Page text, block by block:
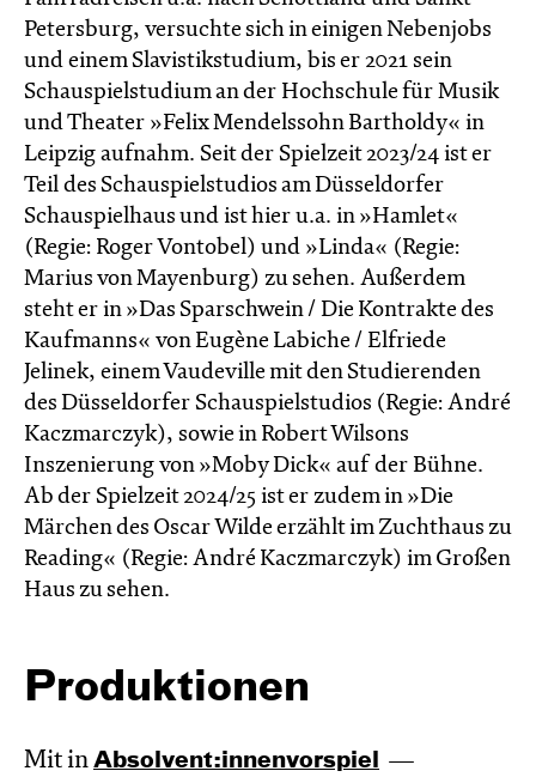
Petersburg, versuchte sich in einigen Nebenjobs
und einem Slavistikstudium, bis er 2021 sein
Schauspielstudium an der Hochschule für Musik
und Theater »Felix Mendelssohn Bartholdy« in
Leipzig aufnahm. Seit der Spielzeit 2023/24 ist er
Teil des Schauspielstudios am Düsseldorfer
Schauspielhaus und ist hier u.a. in »Hamlet«
(Regie: Roger Vontobel) und »Linda« (Regie:
Marius von Mayenburg) zu sehen. Außerdem
steht er in »Das Sparschwein / Die Kontrakte des
Kaufmanns« von Eugène Labiche / Elfriede
Jelinek, einem Vaudeville mit den Studierenden
des Düsseldorfer Schauspielstudios (Regie: André
Kaczmarczyk), sowie in Robert Wilsons
Inszenierung von »Moby Dick« auf der Bühne.
Ab der Spielzeit 2024/25 ist er zudem in »Die
Märchen des Oscar Wilde erzählt im Zucht­haus zu
Reading« (Regie: André Kacz­marc­zyk) im Großen
Haus zu sehen.
Produktionen
Mit in Absol­vent:innen­vor­spiel